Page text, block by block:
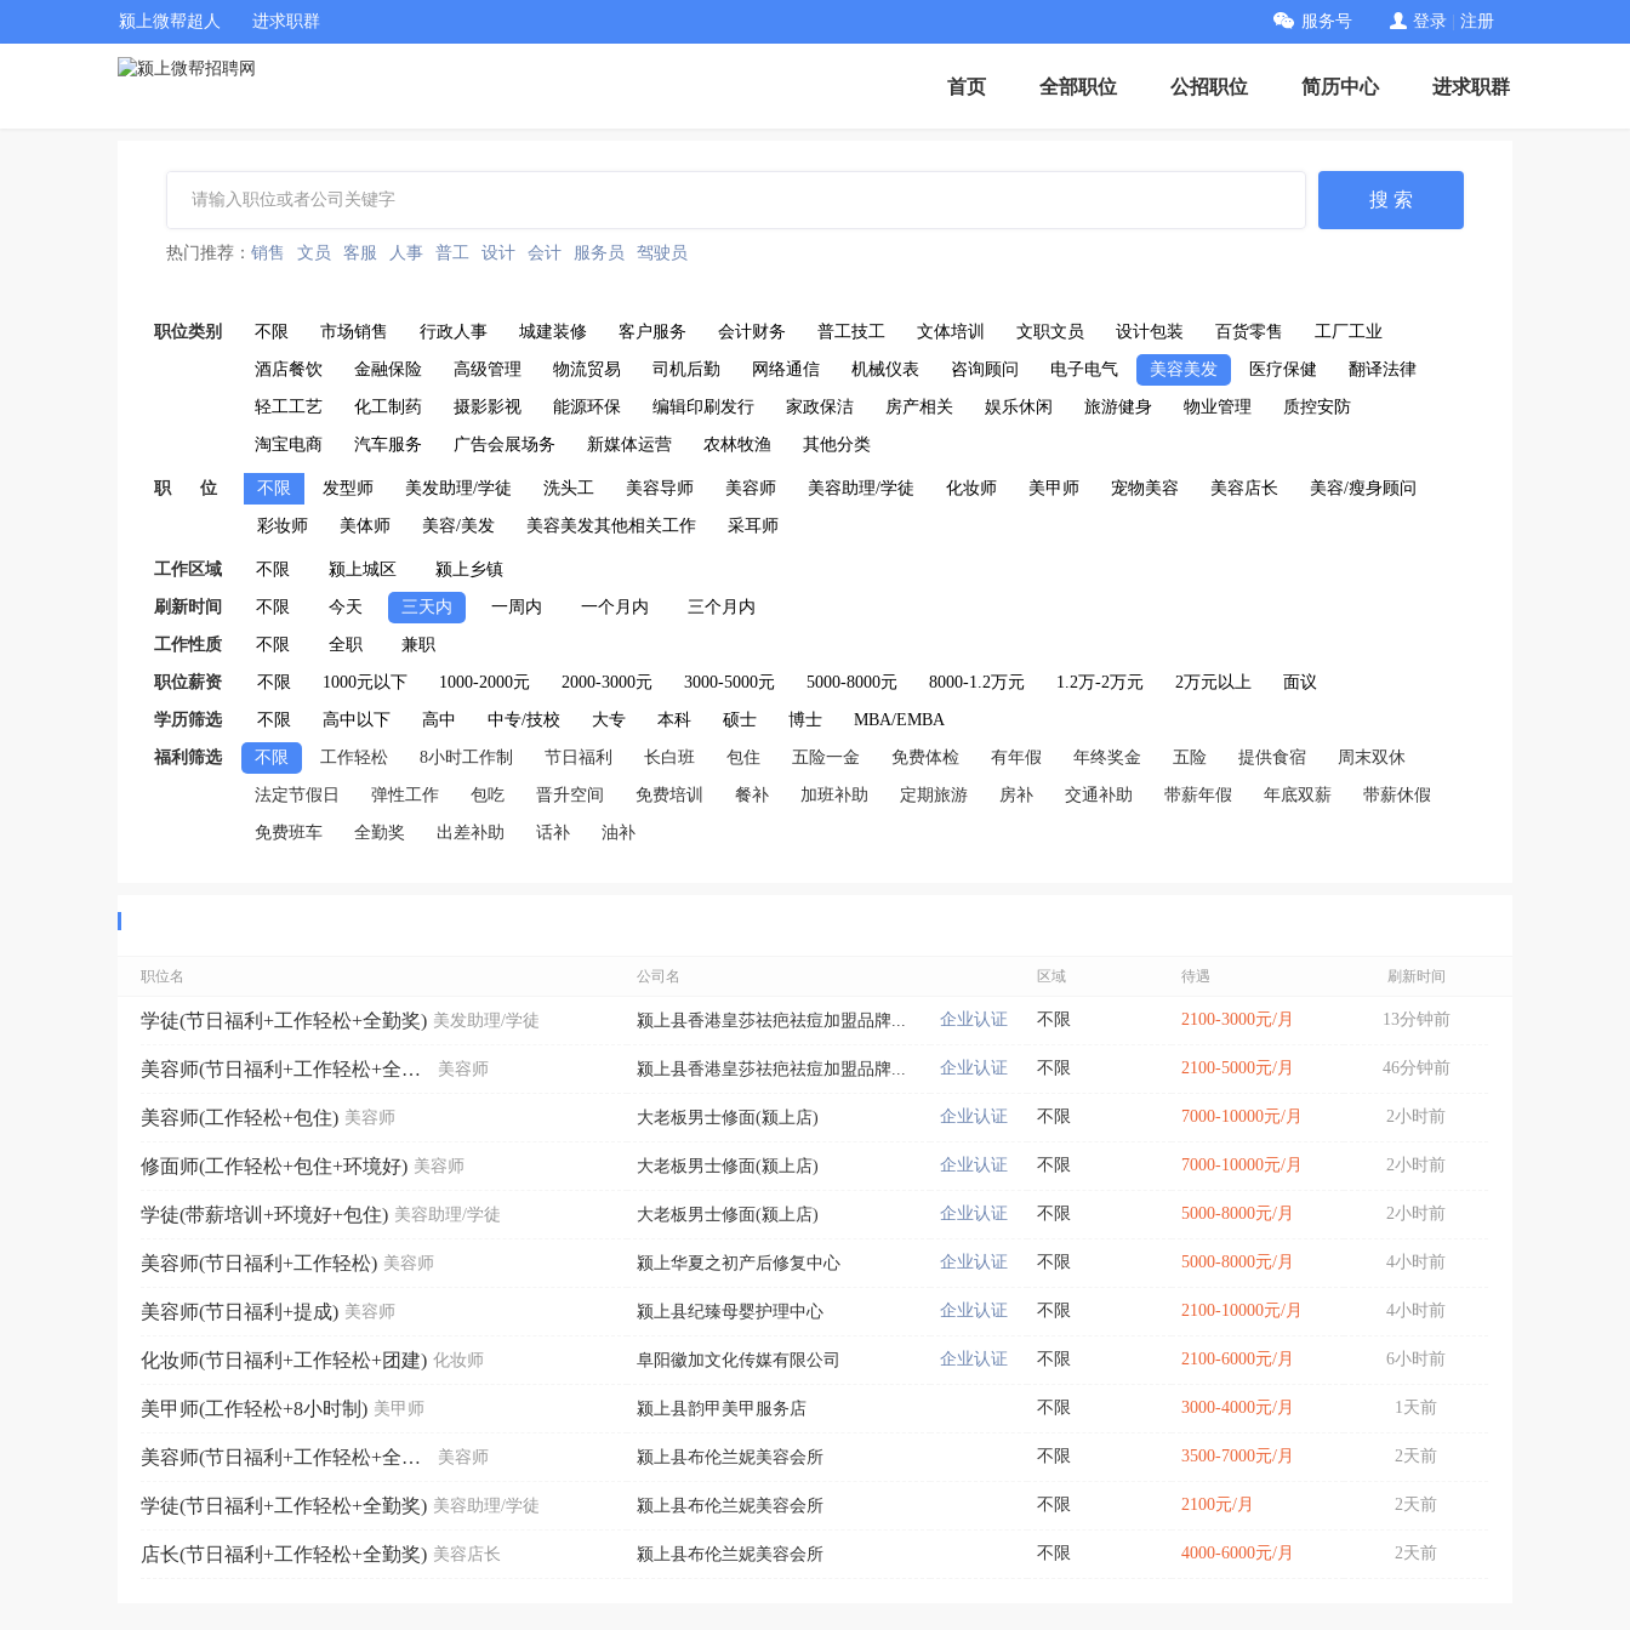
颍上微帮超人 进求职群 服务号 登录 注册
首页 全部职位 公招职位 简历中心 进求职群
搜 索
热门推荐： 销售 文员 客服 人事 普工 设计 会计 服务员 驾驶员
职位类别 不限 市场销售 行政人事 城建装修 客户服务 会计财务 普工技工 文体培训 文职文员 设计包装 百货零售 工厂工业
酒店餐饮 金融保险 高级管理 物流贸易 司机后勤 网络通信 机械仪表 咨询顾问 电子电气 美容美发 医疗保健 翻译法律
轻工工艺 化工制药 摄影影视 能源环保 编辑印刷发行 家政保洁 房产相关 娱乐休闲 旅游健身 物业管理 质控安防
淘宝电商 汽车服务 广告会展场务 新媒体运营 农林牧渔 其他分类
职 位 不限 发型师 美发助理/学徒 洗头工 美容导师 美容师 美容助理/学徒 化妆师 美甲师 宠物美容 美容店长 美容/瘦身顾问
彩妆师 美体师 美容/美发 美容美发其他相关工作 采耳师
工作区域 不限 颍上城区 颍上乡镇
刷新时间 不限 今天 三天内 一周内 一个月内 三个月内
工作性质 不限 全职 兼职
职位薪资 不限 1000元以下 1000-2000元 2000-3000元 3000-5000元 5000-8000元 8000-1.2万元 1.2万-2万元 2万元以上 面议
学历筛选 不限 高中以下 高中 中专/技校 大专 本科 硕士 博士 MBA/EMBA
福利筛选 不限 工作轻松 8小时工作制 节日福利 长白班 包住 五险一金 免费体检 有年假 年终奖金 五险 提供食宿 周末双休
法定节假日 弹性工作 包吃 晋升空间 免费培训 餐补 加班补助 定期旅游 房补 交通补助 带薪年假 年底双薪 带薪休假
免费班车 全勤奖 出差补助 话补 油补
职位名 公司名 区域 待遇 刷新时间
学徒(节日福利+工作轻松+全勤奖) 美发助理/学徒 颍上县香港皇莎祛疤祛痘加盟品牌... 企业认证 不限 2100-3000元/月 13分钟前
美容师(节日福利+工作轻松+全勤奖) 美容师 颍上县香港皇莎祛疤祛痘加盟品牌... 企业认证 不限 2100-5000元/月 46分钟前
美容师(工作轻松+包住) 美容师 大老板男士修面(颍上店) 企业认证 不限 7000-10000元/月 2小时前
修面师(工作轻松+包住+环境好) 美容师 大老板男士修面(颍上店) 企业认证 不限 7000-10000元/月 2小时前
学徒(带薪培训+环境好+包住) 美容助理/学徒 大老板男士修面(颍上店) 企业认证 不限 5000-8000元/月 2小时前
美容师(节日福利+工作轻松) 美容师 颍上华夏之初产后修复中心 企业认证 不限 5000-8000元/月 4小时前
美容师(节日福利+提成) 美容师 颍上县纪臻母婴护理中心 企业认证 不限 2100-10000元/月 4小时前
化妆师(节日福利+工作轻松+团建) 化妆师 阜阳徽加文化传媒有限公司 企业认证 不限 2100-6000元/月 6小时前
美甲师(工作轻松+8小时制) 美甲师 颍上县韵甲美甲服务店 不限 3000-4000元/月 1天前
美容师(节日福利+工作轻松+全勤奖) 美容师 颍上县布伦兰妮美容会所 不限 3500-7000元/月 2天前
学徒(节日福利+工作轻松+全勤奖) 美容助理/学徒 颍上县布伦兰妮美容会所 不限 2100元/月 2天前
店长(节日福利+工作轻松+全勤奖) 美容店长 颍上县布伦兰妮美容会所 不限 4000-6000元/月 2天前